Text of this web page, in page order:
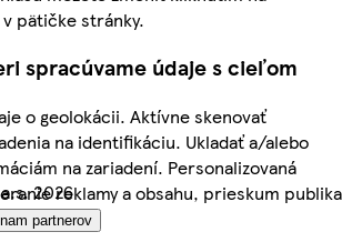
pätičke stránky.
spracúvame údaje s cieľom
o geolokácii. Aktívne skenovať
na identifikáciu. Ukladať a/alebo
na zariadení. Personalizovaná
reklamy a obsahu, prieskum publika
partnerov
2026